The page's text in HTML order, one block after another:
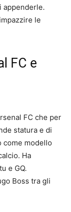
appenderle.
le
FC e
FC che per
statura e di
come modello
Ha
e GQ.
Boss tra gli